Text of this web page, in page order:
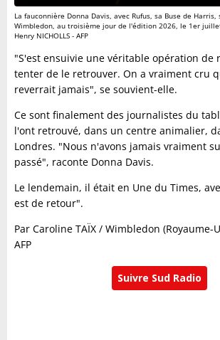
La fauconnière Donna Davis, avec Rufus, sa Buse de
Wimbledon, au troisième jour de l'édition 2026, le 1er
Henry NICHOLLS - AFP
"S'est ensuivie une véritable opération de
tenter de le retrouver. On a vraiment cru
reverrait jamais", se souvient-elle.
Ce sont finalement des journalistes du
l'ont retrouvé, dans un centre animalier,
Londres. "Nous n'avons jamais vraiment
passé", raconte Donna Davis.
Le lendemain, il était en Une du Times,
est de retour".
Par Caroline TAÏX / Wimbledon (Royaume-
AFP
Suivre Sud Radio